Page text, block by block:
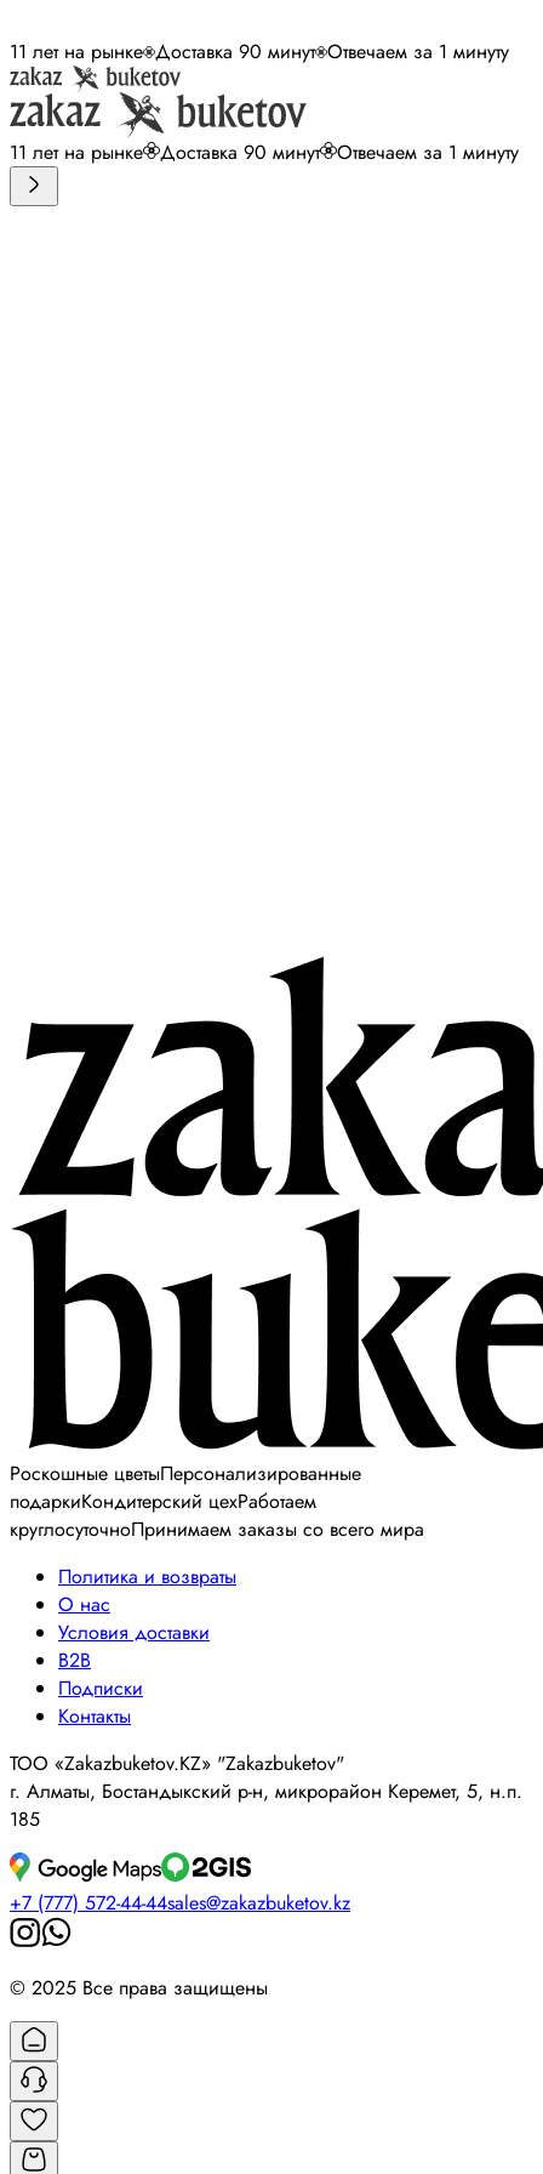
11 лет на рынке Доставка 90 минут Отвечаем за 1 минуту
11 лет на рынке Доставка 90 минут Отвечаем за 1 минуту
Роскошные цветыПерсонализированные
подаркиКондитерский цехРаботаем
круглосуточноПринимаем заказы со всего мира
Политика и возвраты
О нас
Условия доставки
B2B
Подписки
Контакты
ТОО «Zakazbuketov.KZ» "Zakazbuketov"
г. Алматы, Бостандыкский р-н, микрорайон Керемет, 5, н.п.
185
+7 (777) 572-44-44sales@zakazbuketov.kz
© 2025 Все права защищены